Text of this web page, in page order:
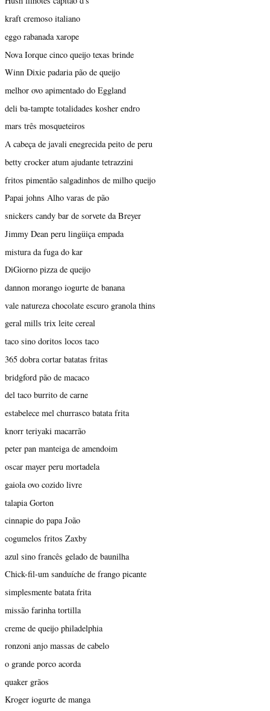
kraft cremoso italiano
eggo rabanada xarope
Nova Iorque cinco queijo texas brinde
Winn Dixie padaria pão de queijo
melhor ovo apimentado do Eggland
deli ba-tampte totalidades kosher endro
mars três mosqueteiros
A cabeça de javali enegrecida peito de peru
betty crocker atum ajudante tetrazzini
fritos pimentão salgadinhos de milho queijo
Papai johns Alho varas de pão
snickers candy bar de sorvete da Breyer
Jimmy Dean peru lingüiça empada
mistura da fuga do kar
DiGiorno pizza de queijo
dannon morango iogurte de banana
vale natureza chocolate escuro granola thins
geral mills trix leite cereal
taco sino doritos locos taco
365 dobra cortar batatas fritas
bridgford pão de macaco
del taco burrito de carne
estabelece mel churrasco batata frita
knorr teriyaki macarrão
peter pan manteiga de amendoim
oscar mayer peru mortadela
gaiola ovo cozido livre
talapia Gorton
cinnapie do papa João
cogumelos fritos Zaxby
azul sino francês gelado de baunilha
Chick-fil-um sanduíche de frango picante
simplesmente batata frita
missão farinha tortilla
creme de queijo philadelphia
ronzoni anjo massas de cabelo
o grande porco acorda
quaker grãos
Kroger iogurte de manga